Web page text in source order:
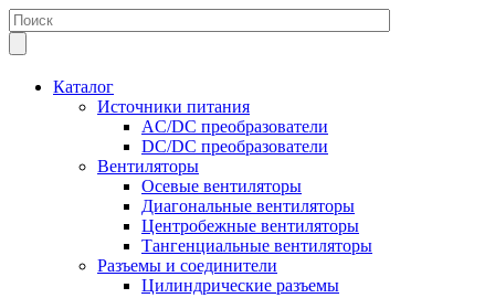
Каталог
Источники питания
AC/DC преобразователи
DC/DC преобразователи
Вентиляторы
Осевые вентиляторы
Диагональные вентиляторы
Центробежные вентиляторы
Тангенциальные вентиляторы
Разъемы и соединители
Цилиндрические разъемы